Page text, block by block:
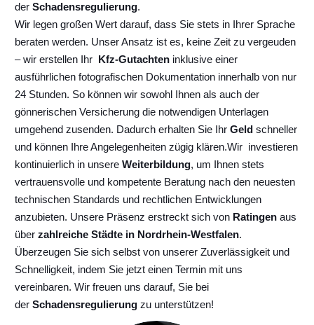
der Schadensregulierung.
Wir legen großen Wert darauf, dass Sie stets in Ihrer Sprache
beraten werden. Unser Ansatz ist es, keine Zeit zu vergeuden
– wir erstellen Ihr Kfz-Gutachten inklusive einer
ausführlichen fotografischen Dokumentation innerhalb von nur
24 Stunden. So können wir sowohl Ihnen als auch der
gönnerischen Versicherung die notwendigen Unterlagen
umgehend zusenden. Dadurch erhalten Sie Ihr Geld schneller
und können Ihre Angelegenheiten zügig klären.Wir investieren
kontinuierlich in unsere Weiterbildung, um Ihnen stets
vertrauensvolle und kompetente Beratung nach den neuesten
technischen Standards und rechtlichen Entwicklungen
anzubieten. Unsere Präsenz erstreckt sich von Ratingen aus
über zahlreiche Städte in Nordrhein-Westfalen.
Überzeugen Sie sich selbst von unserer Zuverlässigkeit und
Schnelligkeit, indem Sie jetzt einen Termin mit uns
vereinbaren. Wir freuen uns darauf, Sie bei
der Schadensregulierung zu unterstützen!